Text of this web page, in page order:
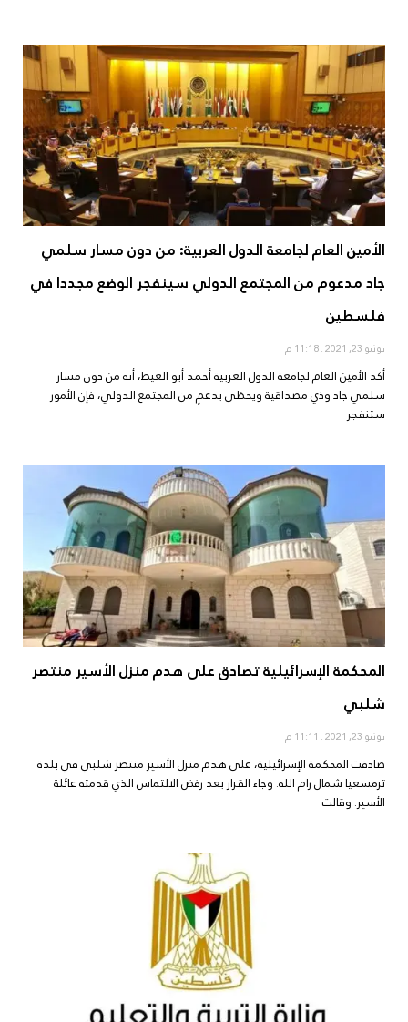
الأمين العام لجامعة الدول العربية: من دون مسار سلمي
جاد مدعوم من المجتمع الدولي سينفجر الوضع مجددا في
فلسطين
يونيو 23, 2021
أكد الأمين العام لجامعة الدول العربية أحمد أبو الغيط، أنه من دون مسار
سلمي جاد وذي مصداقية ويحظى بدعمٍ من المجتمع الدولي، فإن الأمور
ستنفجر
المحكمة الإسرائيلية تصادق على هدم منزل الأسير منتصر
شلبي
يونيو 23, 2021
صادقت المحكمة الإسرائيلية، على هدم منزل الأسير منتصر شلبي في بلدة
ترمسعيا شمال رام الله. وجاء القرار بعد رفض الالتماس الذي قدمته عائلة
الأسير. وقالت